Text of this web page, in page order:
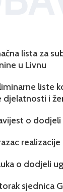
lista za
u Livnu
liste
djelatnosti i
o
o dodjeli
sjednica